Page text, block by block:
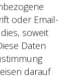
oder Email-
soweit
Daten
darauf